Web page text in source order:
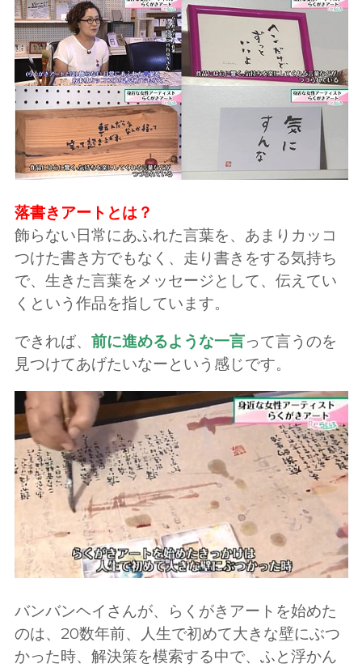
落書きアートとは？
飾らない日常にあふれた言葉を、あまりカッコ
つけた書き方でもなく、走り書きをする気持ち
で、生きた言葉をメッセージとして、伝えてい
くという作品を指しています。
できれば、 前に進めるような一言って言うのを
見つけてあげたいなーという感じです。
バンバンヘイさんが、らくがきアートを始めた
のは、20数年前、人生で初めて大きな壁にぶつ
かった時、解決策を模索する中で、ふと浮かん